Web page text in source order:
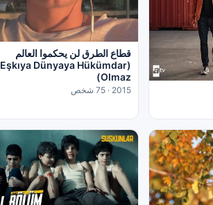
قطاع الطرق لن يحكموا العالم
(Eşkıya Dünyaya Hükümdar
Olmaz)
2015 · 75 شخص